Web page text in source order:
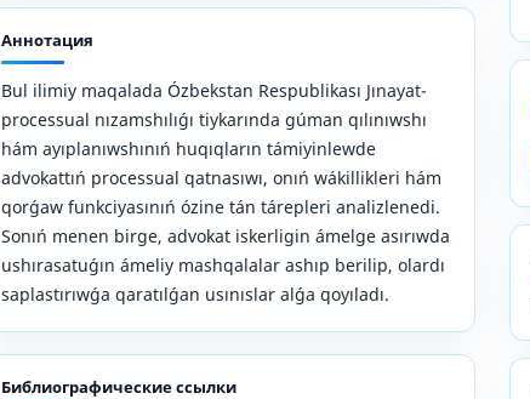
Аннотация
Bul ilimiy maqalada Ózbekstan Respublikası Jınayat-
processual nızamshılıǵı tiykarında gúman qılınıwshı
hám ayıplanıwshınıń huqıqların támiyinlewde
advokattıń processual qatnasıwı, onıń wákillikleri hám
qorǵaw funkciyasınıń ózine tán tárepleri analizlenedi.
Sonıń menen birge, advokat iskerligin ámelge asırıwda
ushırasatuǵın ámeliy mashqalalar ashıp berilip, olardı
saplastırıwǵa qaratılǵan usınıslar alǵa qoyıladı.
Библиографические ссылки